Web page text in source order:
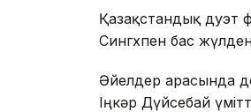
Қазақстандық дуэт
Сингхпен бас
Әйелдер арасында
Іңкәр Дүйсебай